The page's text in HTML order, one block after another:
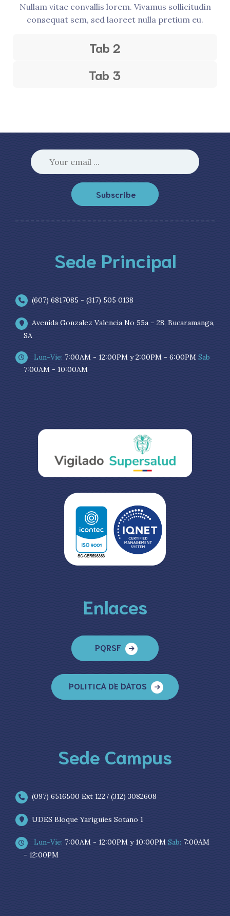
Nullam vitae convallis lorem. Vivamus sollicitudin
consequat sem, sed laoreet nulla pretium eu.
Tab 2
Tab 3
Subscribe
Sede Principal
(607) 6817085 - (317) 505 0138
Avenida Gonzalez Valencia No 55a – 28, Bucaramanga,
SA
Lun-Vie: 7:00AM - 12:00PM y 2:00PM - 6:00PM Sab
7:00AM - 10:00AM
Enlaces
PQRSF
POLITICA DE DATOS
Sede Campus
(097) 6516500 Ext 1227 (312) 3082608
UDES Bloque Yariguies Sotano 1
Lun-Vie: 7:00AM - 12:00PM y 10:00PM Sab: 7:00AM
- 12:00PM